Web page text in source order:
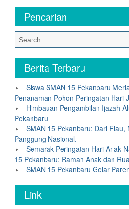
Pencarian
Berita Terbaru
Siswa SMAN 15 Pekanbaru
Penanaman Pohon Peringatan Hari
Himbauan Pengambilan Ijazah
Pekanbaru
SMAN 15 Pekanbaru: Dari Riau,
Panggung Nasional.
Semarak Peringatan Hari Anak
15 Pekanbaru: Ramah Anak dan
SMAN 15 Pekanbaru Gelar
Link